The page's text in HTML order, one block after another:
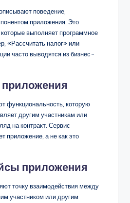
поведение,
приложения. Это
выполняет программное
«Рассчитать налог» или
часто выводятся из бизнес-
функциональность, которую
другим участникам или
на контракт. Сервис
приложение, а не как это
приложения
точку взаимодействия между
участником или другим